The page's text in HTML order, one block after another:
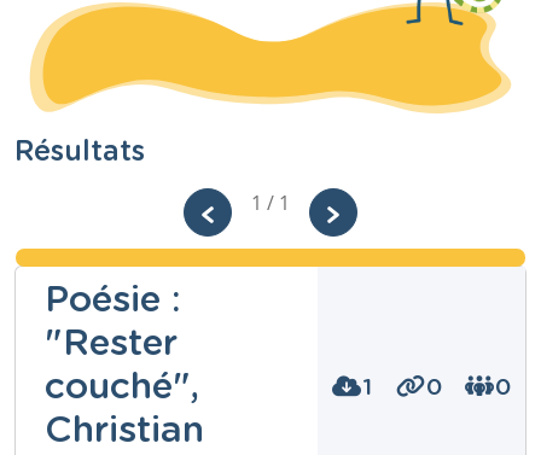
Résultats
1 / 1
Poésie :
"Rester
couché",
Christian
1 0 0